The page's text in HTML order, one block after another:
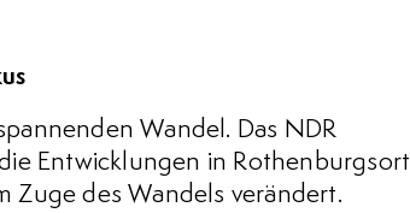
Wandel. Das NDR
Entwicklungen in Rothenburgsort
Zuge des Wandels verändert.